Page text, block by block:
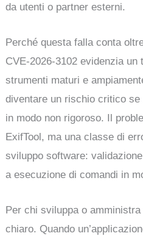
da utenti o partner esterni.
Perché questa falla conta
CVE-2026-3102 evidenzia un
strumenti maturi e
diventare un rischio critico
in modo non rigoroso. Il
ExifTool, ma una classe di
sviluppo software:
a esecuzione di comandi in
Per chi sviluppa o
chiaro. Quando